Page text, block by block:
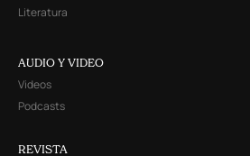
Literatura
AUDIO Y VIDEO
Videos
Podcasts
REVISTA